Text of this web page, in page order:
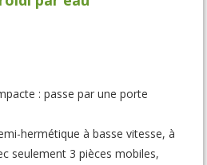
: passe par une porte
hermétique à basse vitesse, à
seulement 3 pièces mobiles,